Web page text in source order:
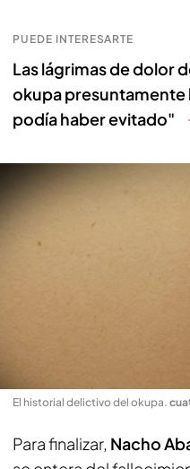
PUEDE INTERESARTE
Las lágrimas de dolor
okupa presuntamente
podía haber evitado"
El historial delictivo del okupa.
Para finalizar, Nacho